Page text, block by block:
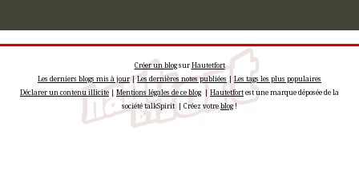
Créer un blogsurHautetfort
Les derniers blogs mis à jour|Les dernières notes publiées |Les tags les plus populaires
Déclarer un contenu illicite| Mentions légales de ce blog| Hautetfortest une marque déposée de la
société talkSpirit | Créez votreblog!